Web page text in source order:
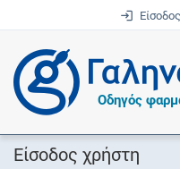
Είσοδος
Οδηγός
Είσοδος χρήστη